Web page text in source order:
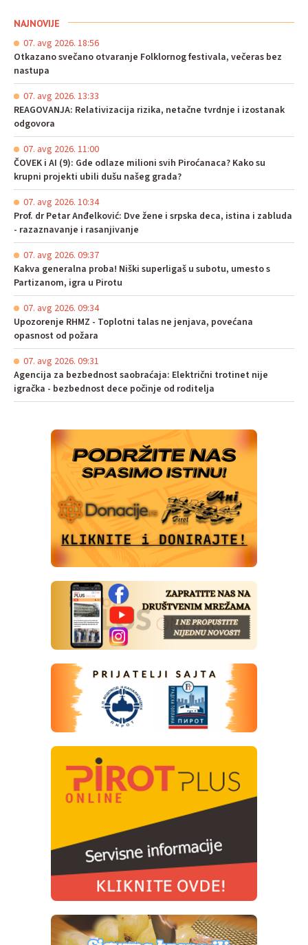
NAJNOVIJE
07. avg 2026. 18:56
Otkazano svečano otvaranje Folklornog festivala, večeras bez
nastupa
07. avg 2026. 13:33
REAGOVANJA: Relativizacija rizika, netačne tvrdnje i izostanak
odgovora
07. avg 2026. 11:00
ČOVEK i AI (9): Gde odlaze milioni svih Piroćanaca? Kako su
krupni projekti ubili dušu našeg grada?
07. avg 2026. 10:34
Prof. dr Petar Anđelković: Dve žene i srpska deca, istina i zabluda
- razaznavanje i rasanjivanje
07. avg 2026. 09:37
Kakva generalna proba! Niški superligaš u subotu, umesto s
Partizanom, igra u Pirotu
07. avg 2026. 09:34
Upozorenje RHMZ - Toplotni talas ne jenjava, povećana
opasnost od požara
07. avg 2026. 09:31
Agencija za bezbednost saobraćaja: Električni trotinet nije
igračka - bezbednost dece počinje od roditelja